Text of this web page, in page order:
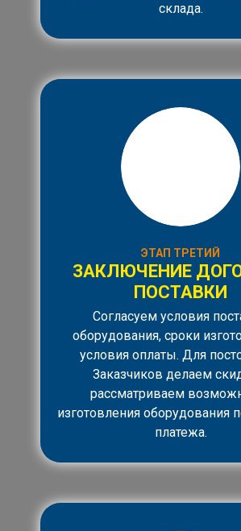
склада.
ЭТАП ТРЕТИЙ
ЗАКЛЮЧЕНИЕ
ПОСТАВКИ
Согласуем условия
оборудования, сроки
условия оплаты. Для
Заказчиков делаем
рассматриваем
изготовления оборудования
платежа.